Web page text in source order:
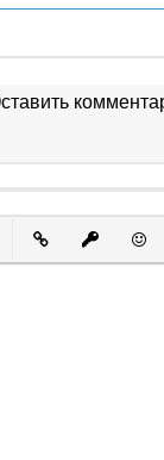
списоксписок
Вставить ссылку
Вставить